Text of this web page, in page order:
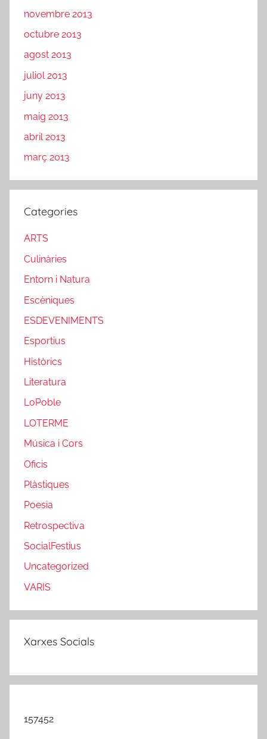
novembre 2013
octubre 2013
agost 2013
juliol 2013
juny 2013
maig 2013
abril 2013
març 2013
Categories
ARTS
Culinàries
Entorn i Natura
Escèniques
ESDEVENIMENTS
Esportius
Històrics
Literatura
LoPoble
LOTERME
Música i Cors
Oficis
Plàstiques
Poesia
Retrospectiva
SocialFestius
Uncategorized
VARIS
Xarxes Socials
157452